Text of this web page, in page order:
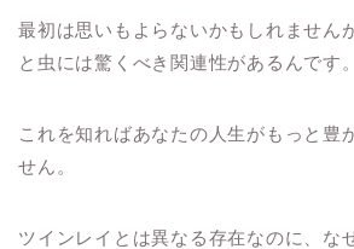
最初は思いもよらないかもしれません
と虫には驚くべき関連性があるんです。
これを知ればあなたの人生がもっと豊
せん。
ツインレイとは異なる存在なのに、な